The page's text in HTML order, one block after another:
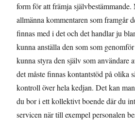
form för att främja självbestämmande.
allmänna kommentaren som framgår
finnas med i det och det handlar ju
kunna anställa den som som
kunna styra den själv som användare
det måste finnas kontantstöd på olika
kontroll över hela kedjan. Det kan
du bor i ett kollektivt boende där du
servicen när till exempel personalen